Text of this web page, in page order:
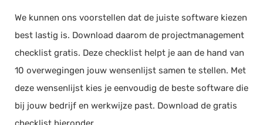
We kunnen ons voorstellen dat de juiste software kiezen
best lastig is. Download daarom de projectmanagement
checklist gratis. Deze checklist helpt je aan de hand van
10 overwegingen jouw wensenlijst samen te stellen. Met
deze wensenlijst kies je eenvoudig de beste software die
bij jouw bedrijf en werkwijze past. Download de gratis